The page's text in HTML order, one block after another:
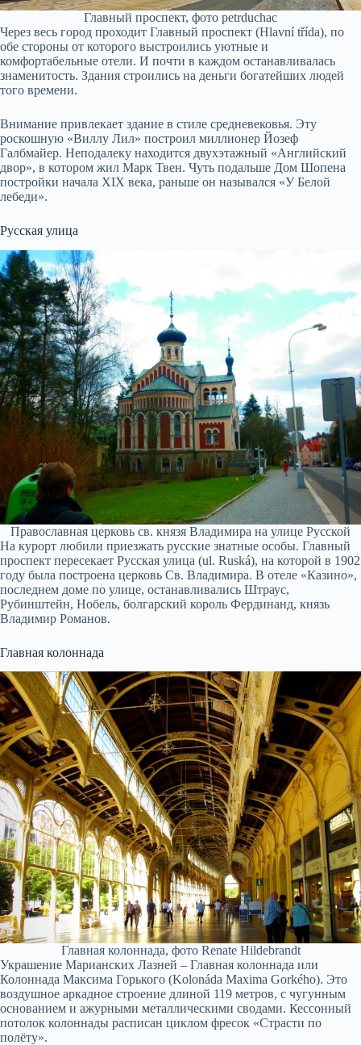
Главный проспект, фото petrduchac
Через весь город проходит Главный проспект (Hlavní třída), по
обе стороны от которого выстроились уютные и
комфортабельные отели. И почти в каждом останавливалась
знаменитость. Здания строились на деньги богатейших людей
того времени.
Внимание привлекает здание в стиле средневековья. Эту
роскошную «Виллу Лил» построил миллионер Йозеф
Галбмайер. Неподалеку находится двухэтажный «Английский
двор», в котором жил Марк Твен. Чуть подальше Дом Шопена
постройки начала XIX века, раньше он назывался «У Белой
лебеди».
Русская улица
Православная церковь св. князя Владимира на улице Русской
На курорт любили приезжать русские знатные особы. Главный
проспект пересекает Русская улица (ul. Ruská), на которой в 1902
году была построена церковь Св. Владимира. В отеле «Казино»,
последнем доме по улице, останавливались Штраус,
Рубинштейн, Нобель, болгарский король Фердинанд, князь
Владимир Романов.
Главная колоннада
Главная колоннада, фото Renate Hildebrandt
Украшение Марианских Лазней – Главная колоннада или
Колоннада Максима Горького (Kolonáda Maxima Gorkého). Это
воздушное аркадное строение длиной 119 метров, с чугунным
основанием и ажурными металлическими сводами. Кессонный
потолок колоннады расписан циклом фресок «Страсти по
полёту».